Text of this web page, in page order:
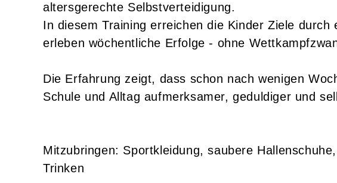
altersgerechte Selbstverteidigung.
In diesem Training erreichen die Kinder Ziele durch
erleben wöchentliche Erfolge - ohne
Die Erfahrung zeigt, dass schon nach wenigen
Schule und Alltag aufmerksamer, geduldiger und
Mitzubringen: Sportkleidung, saubere
Trinken